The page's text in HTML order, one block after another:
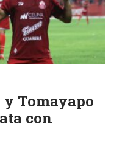
y Tomayapo
con